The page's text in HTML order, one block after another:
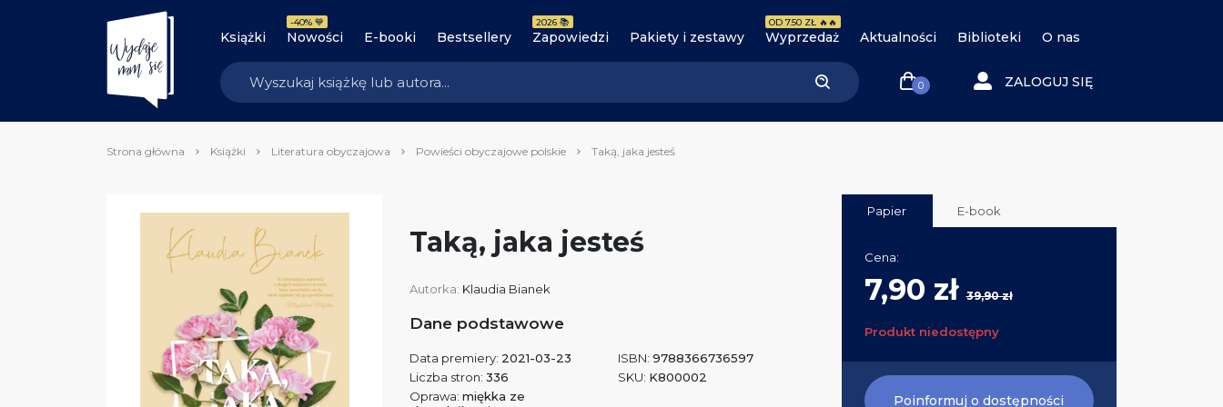
Książki Nowości
-40% 💙
E-booki Bestsellery Zapowiedzi
2026 📚
Pakiety i zestawy Wyprzedaż
OD 7.50 ZŁ 🔥🔥
Aktualności Biblioteki O nas
0 ZALOGUJ SIĘ
Strona główna Książki Literatura obyczajowa Powieści obyczajowe polskie Taką, jaka jesteś
Taką, jaka jesteś
Autorka: Klaudia Bianek
Dane podstawowe
Data premiery: 2021-03-23
Liczba stron: 336
Oprawa: miękka ze
ISBN: 9788366736597
SKU: K800002
Papier E-book
Cena:
7,90 zł39,90 zł
Produkt niedostępny
Poinformuj o dostępności